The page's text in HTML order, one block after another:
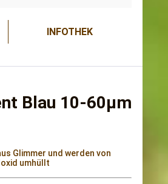
INFOTHEK
Blau 10-60µm
Glimmer und werden von
umhüllt